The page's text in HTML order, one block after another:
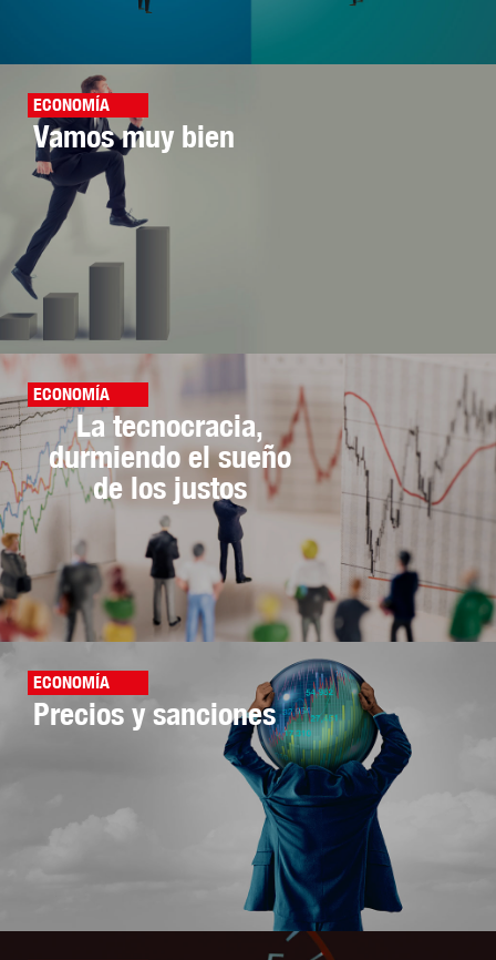
ECONOMÍA
Vamos muy bien
ECONOMÍA
La tecnocracia,
durmiendo el sueño
de los justos
ECONOMÍA
Precios y sanciones